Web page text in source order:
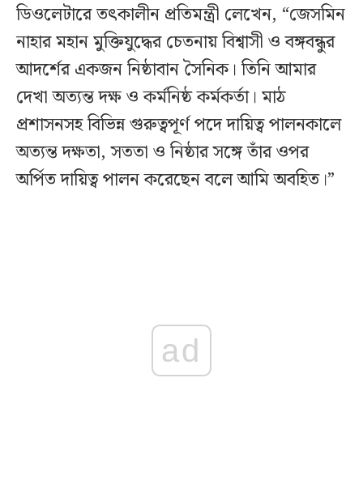
ডিওলেটারে তৎকালীন প্রতিমন্ত্রী লেখেন, “জেসমিন
নাহার মহান মুক্তিযুদ্ধের চেতনায় বিশ্বাসী ও বঙ্গবন্ধুর
আদর্শের একজন নিষ্ঠাবান সৈনিক। তিনি আমার
দেখা অত্যন্ত দক্ষ ও কর্মনিষ্ঠ কর্মকর্তা। মাঠ
প্রশাসনসহ বিভিন্ন গুরুত্বপূর্ণ পদে দায়িত্ব পালনকালে
অত্যন্ত দক্ষতা, সততা ও নিষ্ঠার সঙ্গে তাঁর ওপর
অর্পিত দায়িত্ব পালন করেছেন বলে আমি অবহিত।”
ad